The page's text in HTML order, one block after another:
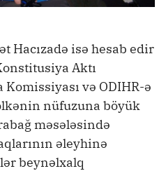
Hacızadə isə hesab edir
Aktı
və ODIHR-ə
nüfuzuna böyük
məsələsində
əleyhinə
beynəlxalq